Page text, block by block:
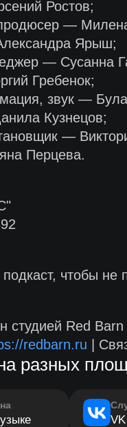
Ростов;
—
Ярыш;
— Сусанна
Гребенок;
звук —
Кузнецов;
—
Перцева.
чтобы не
студией Red
redbarn.ru |
разных